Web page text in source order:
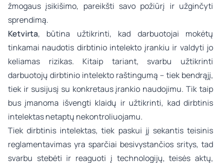
žmogaus įsikišimo, pareikšti savo požiūrį ir užginčyti
sprendimą.
Ketvirta, būtina užtikrinti, kad darbuotojai mokėtų
tinkamai naudotis dirbtinio intelekto įrankiu ir valdyti jo
keliamas rizikas. Kitaip tariant, svarbu užtikrinti
darbuotojų dirbtinio intelekto raštingumą – tiek bendrąjį,
tiek ir susijusį su konkretaus įrankio naudojimu. Tik taip
bus įmanoma išvengti klaidų ir užtikrinti, kad dirbtinis
intelektas netaptų nekontroliuojamu.
Tiek dirbtinis intelektas, tiek paskui jį sekantis teisinis
reglamentavimas yra sparčiai besivystančios sritys, tad
svarbu stebėti ir reaguoti į technologijų, teisės aktų,